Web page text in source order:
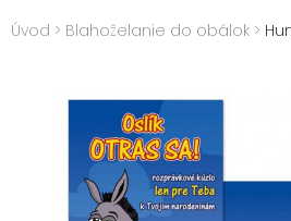
Úvod > Blahoželanie do obálok >